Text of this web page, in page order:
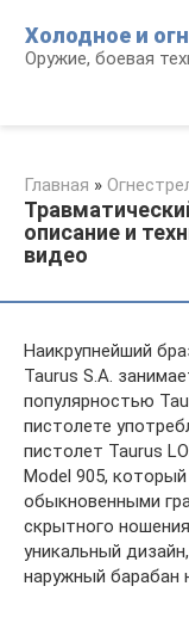
контенту
Холодное и
Оружие, боевая
Главная »
описание и
видео
Наикрупнейший
Taurus S.A.
популярностью
пистолете
пистолет Taurus
Model 905,
обыкновенными
скрытного
уникальный
наружный барабан